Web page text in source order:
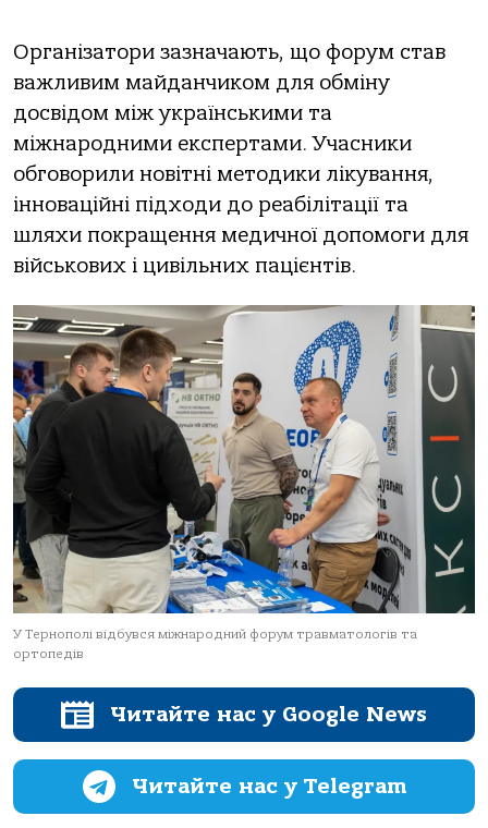
Організатори зазначають, що форум став
важливим майданчиком для обміну
досвідом між українськими та
міжнародними експертами. Учасники
обговорили новітні методики лікування,
інноваційні підходи до реабілітації та
шляхи покращення медичної допомоги для
військових і цивільних пацієнтів.
У Тернополі відбувся міжнародний форум травматологів та
ортопедів
Читайте нас у Google News
Читайте нас у Telegram